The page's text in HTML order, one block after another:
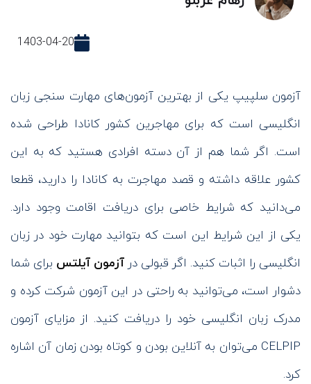
1403-04-20
آزمون سلپیپ یکی از بهترین آزمون‌های مهارت سنجی زبان
انگلیسی است که برای مهاجرین کشور کانادا طراحی شده
است. اگر شما هم از آن دسته افرادی هستید که به این
کشور علاقه داشته و قصد مهاجرت به کانادا را دارید، قطعا
می‌دانید که شرایط خاصی برای دریافت اقامت وجود دارد.
یکی از این شرایط این است که بتوانید مهارت خود در زبان
انگلیسی را اثبات کنید. اگر قبولی در آزمون آیلتس برای شما
دشوار است، می‌توانید به راحتی در این آزمون شرکت کرده و
مدرک زبان انگلیسی خود را دریافت کنید. از مزایای آزمون
CELPIP می‌توان به آنلاین بودن و کوتاه بودن زمان آن اشاره
کرد.